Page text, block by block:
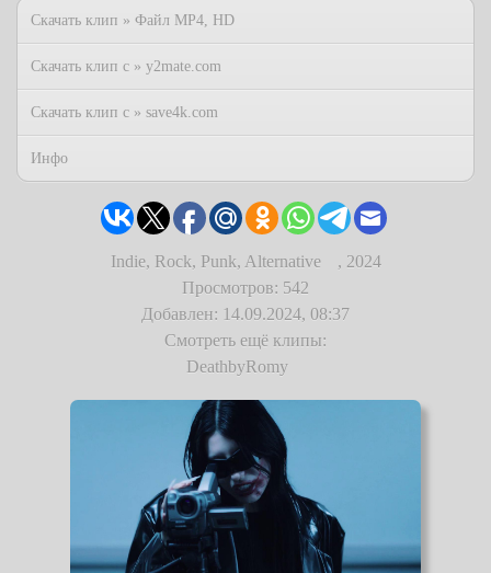
Скачать клип » Файл MP4, HD
Скачать клип с » y2mate.com
Скачать клип с » save4k.com
Инфо
Indie, Rock, Punk, Alternative , 2024
Просмотров: 542
Добавлен: 14.09.2024, 08:37
Смотреть ещё клипы:
DeathbyRomy